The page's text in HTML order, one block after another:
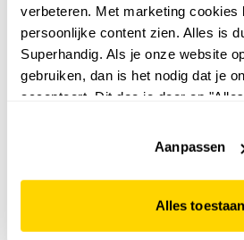
verbeteren. Met marketing cookies
persoonlijke content zien. Alles is
Superhandig. Als je onze website
gebruiken, dan is het nodig dat je
accepteert. Dit doe je door op
website niet optimaal functioneert.
Aanpassen
Alles toestaan